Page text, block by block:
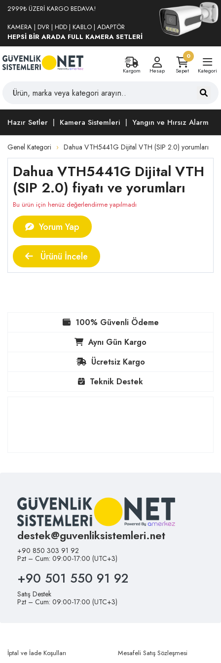
2999₺ ÜZERİ KARGO BEDAVA!
KAMERA | DVR | HDD | KABLO | ADAPTÖR
HEPSİ BİR ARADA FULL KAMERA SETLERİ
Kargom Hesap
0
Sepet
Kategori
Hazır Setler Kamera Sistemleri Yangın ve Hırsız Alarm
Genel Kategori Dahua VTH5441G Dijital VTH (SIP 2.0) yorumları
Dahua VTH5441G Dijital VTH
(SIP 2.0) fiyatı ve yorumları
Bu ürün için henüz değerlendirme yapılmadı
Yorum Yap
Ürünü İncele
100% Güvenli Ödeme
Aynı Gün Kargo
Ücretsiz Kargo
Teknik Destek
destek@guvenliksistemleri.net
+90 850 303 91 92
Pzt – Cum: 09:00-17:00 (UTC+3)
+90 501 550 91 92
Satış Destek
Pzt – Cum: 09:00-17:00 (UTC+3)
İptal ve İade Koşulları Mesafeli Satış Sözleşmesi